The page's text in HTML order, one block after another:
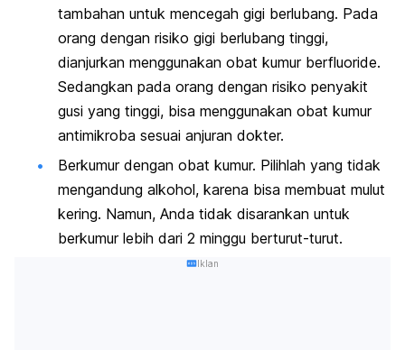
tambahan untuk mencegah gigi berlubang. Pada
orang dengan risiko gigi berlubang tinggi,
dianjurkan menggunakan obat kumur berfluoride.
Sedangkan pada orang dengan risiko penyakit
gusi yang tinggi, bisa menggunakan obat kumur
antimikroba sesuai anjuran dokter.
Berkumur dengan obat kumur. Pilihlah yang tidak
mengandung alkohol, karena bisa membuat mulut
kering. Namun, Anda tidak disarankan untuk
berkumur lebih dari 2 minggu berturut-turut.
Iklan